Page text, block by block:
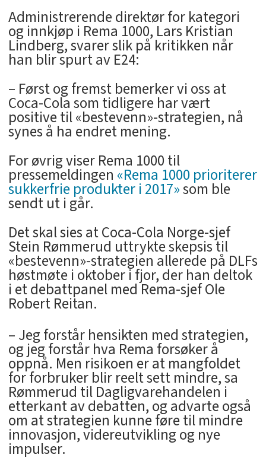
Administrerende direktør for kategori
og innkjøp i Rema 1000, Lars Kristian
Lindberg, svarer slik på kritikken når
han blir spurt av E24:
– Først og fremst bemerker vi oss at
Coca-Cola som tidligere har vært
positive til «bestevenn»-strategien, nå
synes å ha endret mening.
For øvrig viser Rema 1000 til
pressemeldingen «Rema 1000 prioriterer
sukkerfrie produkter i 2017»som ble
sendt ut i går.
Det skal sies at Coca-Cola Norge-sjef
Stein Rømmerud uttrykte skepsis til
«bestevenn»-strategien allerede på DLFs
høstmøte i oktober i fjor, der han deltok
i et debattpanel med Rema-sjef Ole
Robert Reitan.
– Jeg forstår hensikten med strategien,
og jeg forstår hva Rema forsøker å
oppnå. Men risikoen er at mangfoldet
for forbruker blir reelt sett mindre, sa
Rømmerud til Dagligvarehandelen i
etterkant av debatten, og advarte også
om at strategien kunne føre til mindre
innovasjon, videreutvikling og nye
impulser.